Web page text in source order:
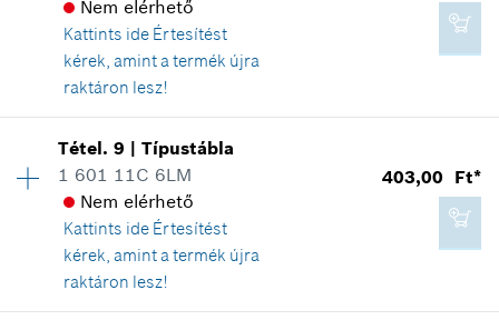
4 846,00 Ft*
*A feltüntetett árak ajánlott bruttó
kiskereskedelmi árak
Kosárba teszem
Hol kerül használatra
Az ábrán látható
403,00 Ft*
*A feltüntetett árak ajánlott bruttó
kiskereskedelmi árak
Kosárba teszem
Nem elérhető
Kattints ide Értesítést
kérek, amint a termék újra
raktáron lesz!
Árcsoport :11
Tartalék alkatrész információ
Hol kerül használatra
Az ábrán látható
Tétel.9 |Típustábla
1 601 11C 6LM
Nem elérhető
Kattints ide Értesítést
kérek, amint a termék újra
raktáron lesz!
403,00 Ft*